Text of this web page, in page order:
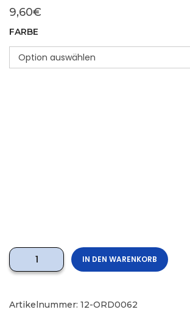
9,60€
FARBE
IN DEN WARENKORB
Artikelnummer: 12-ORD0062